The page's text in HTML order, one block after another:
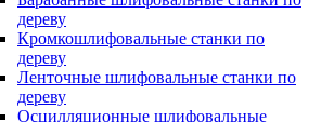
дереву
Кромкошлифовальные станки по
дереву
Ленточные шлифовальные станки по
дереву
Осцилляционные шлифовальные